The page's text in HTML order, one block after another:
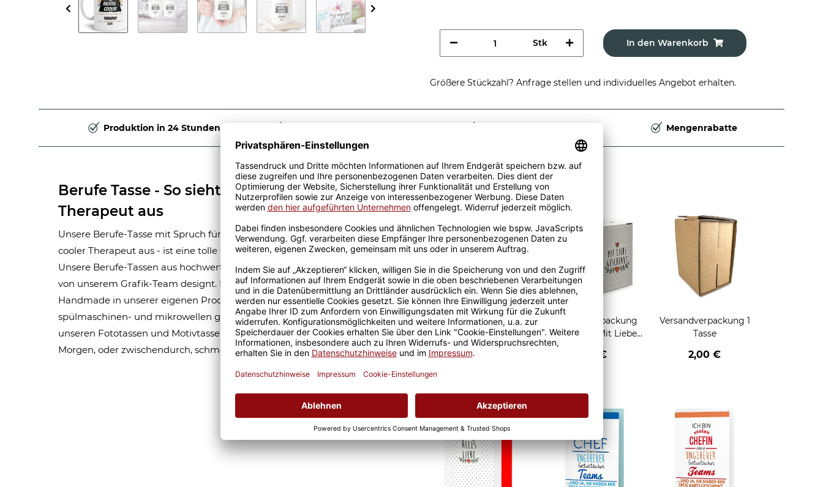
Stk In den Warenkorb
Größere Stückzahl? Anfrage stellen und individuelles Angebot erhalten.
Produktion in 24 Stunden Mengenrabatte
Berufe Tasse - So sieht ein richtig cooler
Therapeut aus
Unsere Berufe-Tasse mit Spruch für Männer-Berufe - So sieht ein richtig
cooler Therapeut aus - ist eine tolle Geschenkidee, egal zu welchem Anlass.
Unsere Berufe-Tassen aus hochwertiger Keramik wurden mit viel Liebe
von unserem Grafik-Team designt. Mit viel Erfahrung werden sie
Handmade in unserer eigenen Produktion bedruckt. Die Kaffeebecher sind
spülmaschinen- und mikrowellen geeignet. Somit ist eine lange Freude an
unseren Fototassen und Motivtassen garantiert und der Kaffee am
Morgen, oder zwischendurch, schmeckt gleich nochmal so gut.
Passende Verpackungen
Geschenkverpackung 1
Tasse mit Fenster
2,50 €
Geschenkverpackung
für Tassen - Mit Liebe
2,95 €
Versandverpackung 1
Tasse
2,00 €
Grußkarten zum Verschenken